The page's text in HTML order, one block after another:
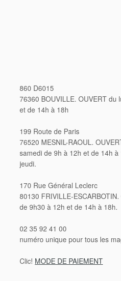
860 D6015
76360 BOUVILLE. OUVERT du
et de 14h à 18h
199 Route de Paris
76520 MESNIL-RAOUL.
samedi de 9h à 12h et de 14h
jeudi.
170 Rue Général Leclerc
80130 FRIVILLE-
de 9h30 à 12h et de 14h à 18h.
02 35 92 41 00
numéro unique pour tous les
Clic! MODE DE PAIEMENT